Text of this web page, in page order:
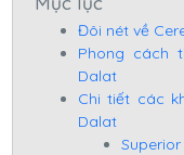
Đôi nét về
Phong cách
Dalat
Chi tiết các
Dalat